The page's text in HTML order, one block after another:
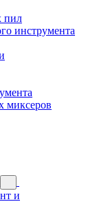
пил
инструмента
миксеров
и